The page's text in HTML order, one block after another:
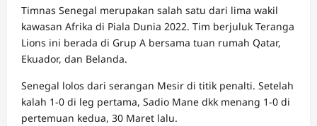
Timnas Senegal merupakan salah satu dari lima wakil
kawasan Afrika di Piala Dunia 2022. Tim berjuluk Teranga
Lions ini berada di Grup A bersama tuan rumah Qatar,
Ekuador, dan Belanda.
Senegal lolos dari serangan Mesir di titik penalti. Setelah
kalah 1-0 di leg pertama, Sadio Mane dkk menang 1-0 di
pertemuan kedua, 30 Maret lalu.